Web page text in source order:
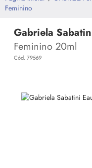
Feminino
Gabriela
Feminino 20ml
Cód. 79569